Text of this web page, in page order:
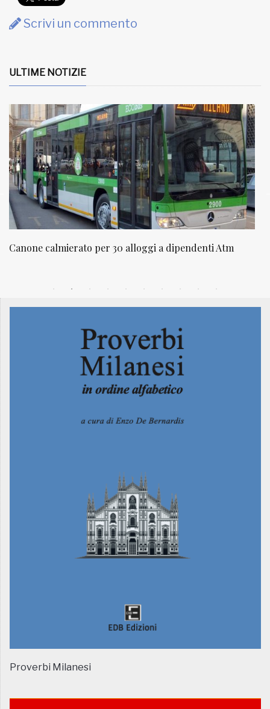
Scrivi un commento
ULTIME NOTIZIE
NATUROPATIA IN BREVE 20/01
Proverbi Milanesi